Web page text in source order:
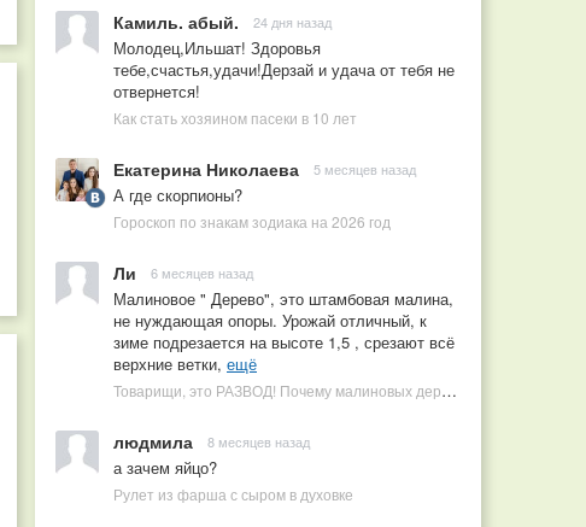
Камиль. абый. 24 дня назад
Молодец,Ильшат! Здоровья
тебе,счастья,удачи!Дерзай и удача от тебя не
отвернется!
Как стать хозяином пасеки в 10 лет
Екатерина Николаева 5 месяцев назад
А где скорпионы?
Гороскоп по знакам зодиака на 2026 год
Ли 6 месяцев назад
Малиновое " Дерево", это штамбовая малина,
не нуждающая опоры. Урожай отличный, к
зиме подрезается на высоте 1,5 , срезают всё
верхние ветки, ещё
Товарищи, это РАЗВОД! Почему малиновых деревьев не бывает, или Как ушлые продавцы наживаются на мечтах садоводов
людмила 8 месяцев назад
а зачем яйцо?
Рулет из фарша с сыром в духовке